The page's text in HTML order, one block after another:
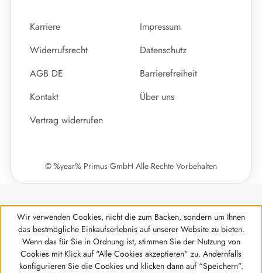
Karriere
Impressum
Widerrufsrecht
Datenschutz
AGB DE
Barrierefreiheit
Kontakt
Über uns
Vertrag widerrufen
© %year% Primus GmbH Alle Rechte Vorbehalten
Werkzeugleiste anzeigen
Wir verwenden Cookies, nicht die zum Backen, sondern um Ihnen
das bestmögliche Einkaufserlebnis auf unserer Website zu bieten.
Wenn das für Sie in Ordnung ist, stimmen Sie der Nutzung von
Cookies mit Klick auf "Alle Cookies akzeptieren" zu. Andernfalls
konfigurieren Sie die Cookies und klicken dann auf “Speichern”.